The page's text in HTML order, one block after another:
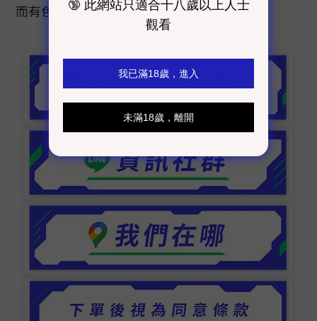
而有色差，顏色以實際商品為主